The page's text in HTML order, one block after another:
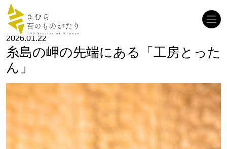
コンテンツへスキップ
メインナビゲーション
2026.01.22
糸島の岬の先端にある「工房とった
ん」